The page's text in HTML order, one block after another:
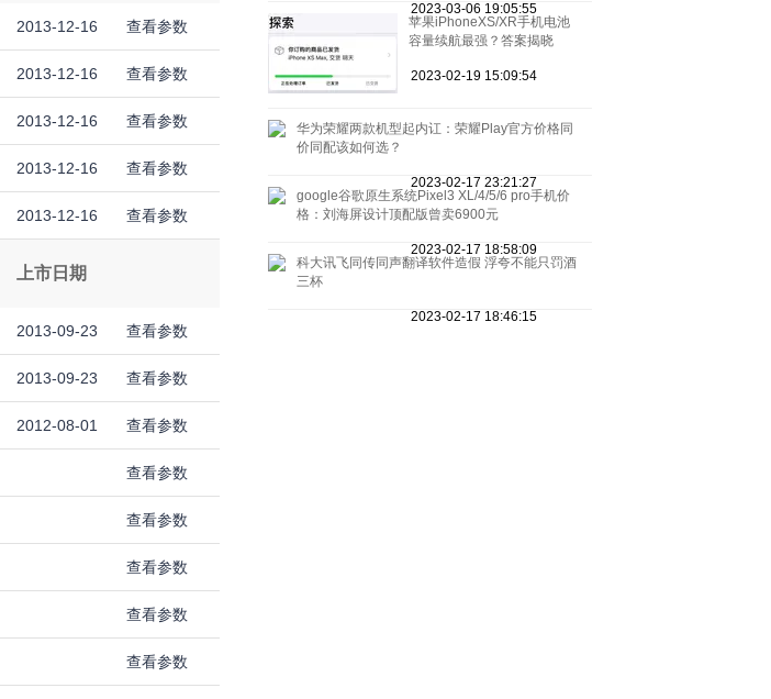
2013-12-16 查看参数
2013-12-16 查看参数
2013-12-16 查看参数
2013-12-16 查看参数
2013-12-16 查看参数
上市日期
2013-09-23 查看参数
2013-09-23 查看参数
2012-08-01 查看参数
查看参数
查看参数
查看参数
查看参数
查看参数
2023-03-06 19:05:55
苹果iPhoneXS/XR手机电池
容量续航最强？答案揭晓
2023-02-19 15:09:54
华为荣耀两款机型起内讧：荣耀Play官方价格同
价同配该如何选？
2023-02-17 23:21:27
google谷歌原生系统Pixel3 XL/4/5/6 pro手机价
格：刘海屏设计顶配版曾卖6900元
2023-02-17 18:58:09
科大讯飞同传同声翻译软件造假 浮夸不能只罚酒
三杯
2023-02-17 18:46:15